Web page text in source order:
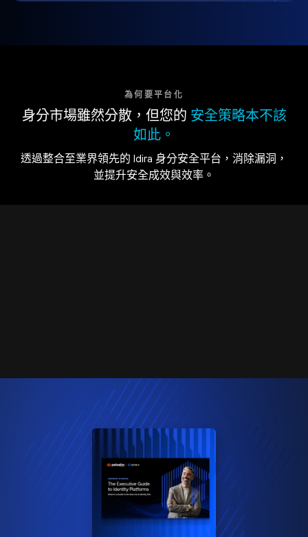
為何要平台化
身分市場雖然分散，但您的 安全策略本不該
如此。
透過整合至業界領先的 Idira 身分安全平台，消除漏洞，
並提升安全成效與效率。